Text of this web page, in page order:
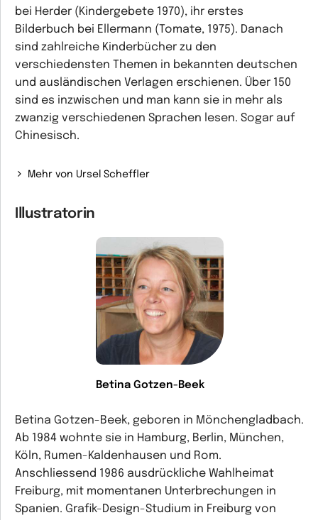
bei Herder (Kindergebete 1970), ihr erstes
Bilderbuch bei Ellermann (Tomate, 1975). Danach
sind zahlreiche Kinderbücher zu den
verschiedensten Themen in bekannten deutschen
und ausländischen Verlagen erschienen. Über 150
sind es inzwischen und man kann sie in mehr als
zwanzig verschiedenen Sprachen lesen. Sogar auf
Chinesisch.
Mehr von Ursel Scheffler
Illustratorin
Betina Gotzen-Beek
Betina Gotzen-Beek, geboren in Mönchengladbach.
Ab 1984 wohnte sie in Hamburg, Berlin, München,
Köln, Rumen-Kaldenhausen und Rom.
Anschliessend 1986 ausdrückliche Wahlheimat
Freiburg, mit momentanen Unterbrechungen in
Spanien. Grafik-Design-Studium in Freiburg von